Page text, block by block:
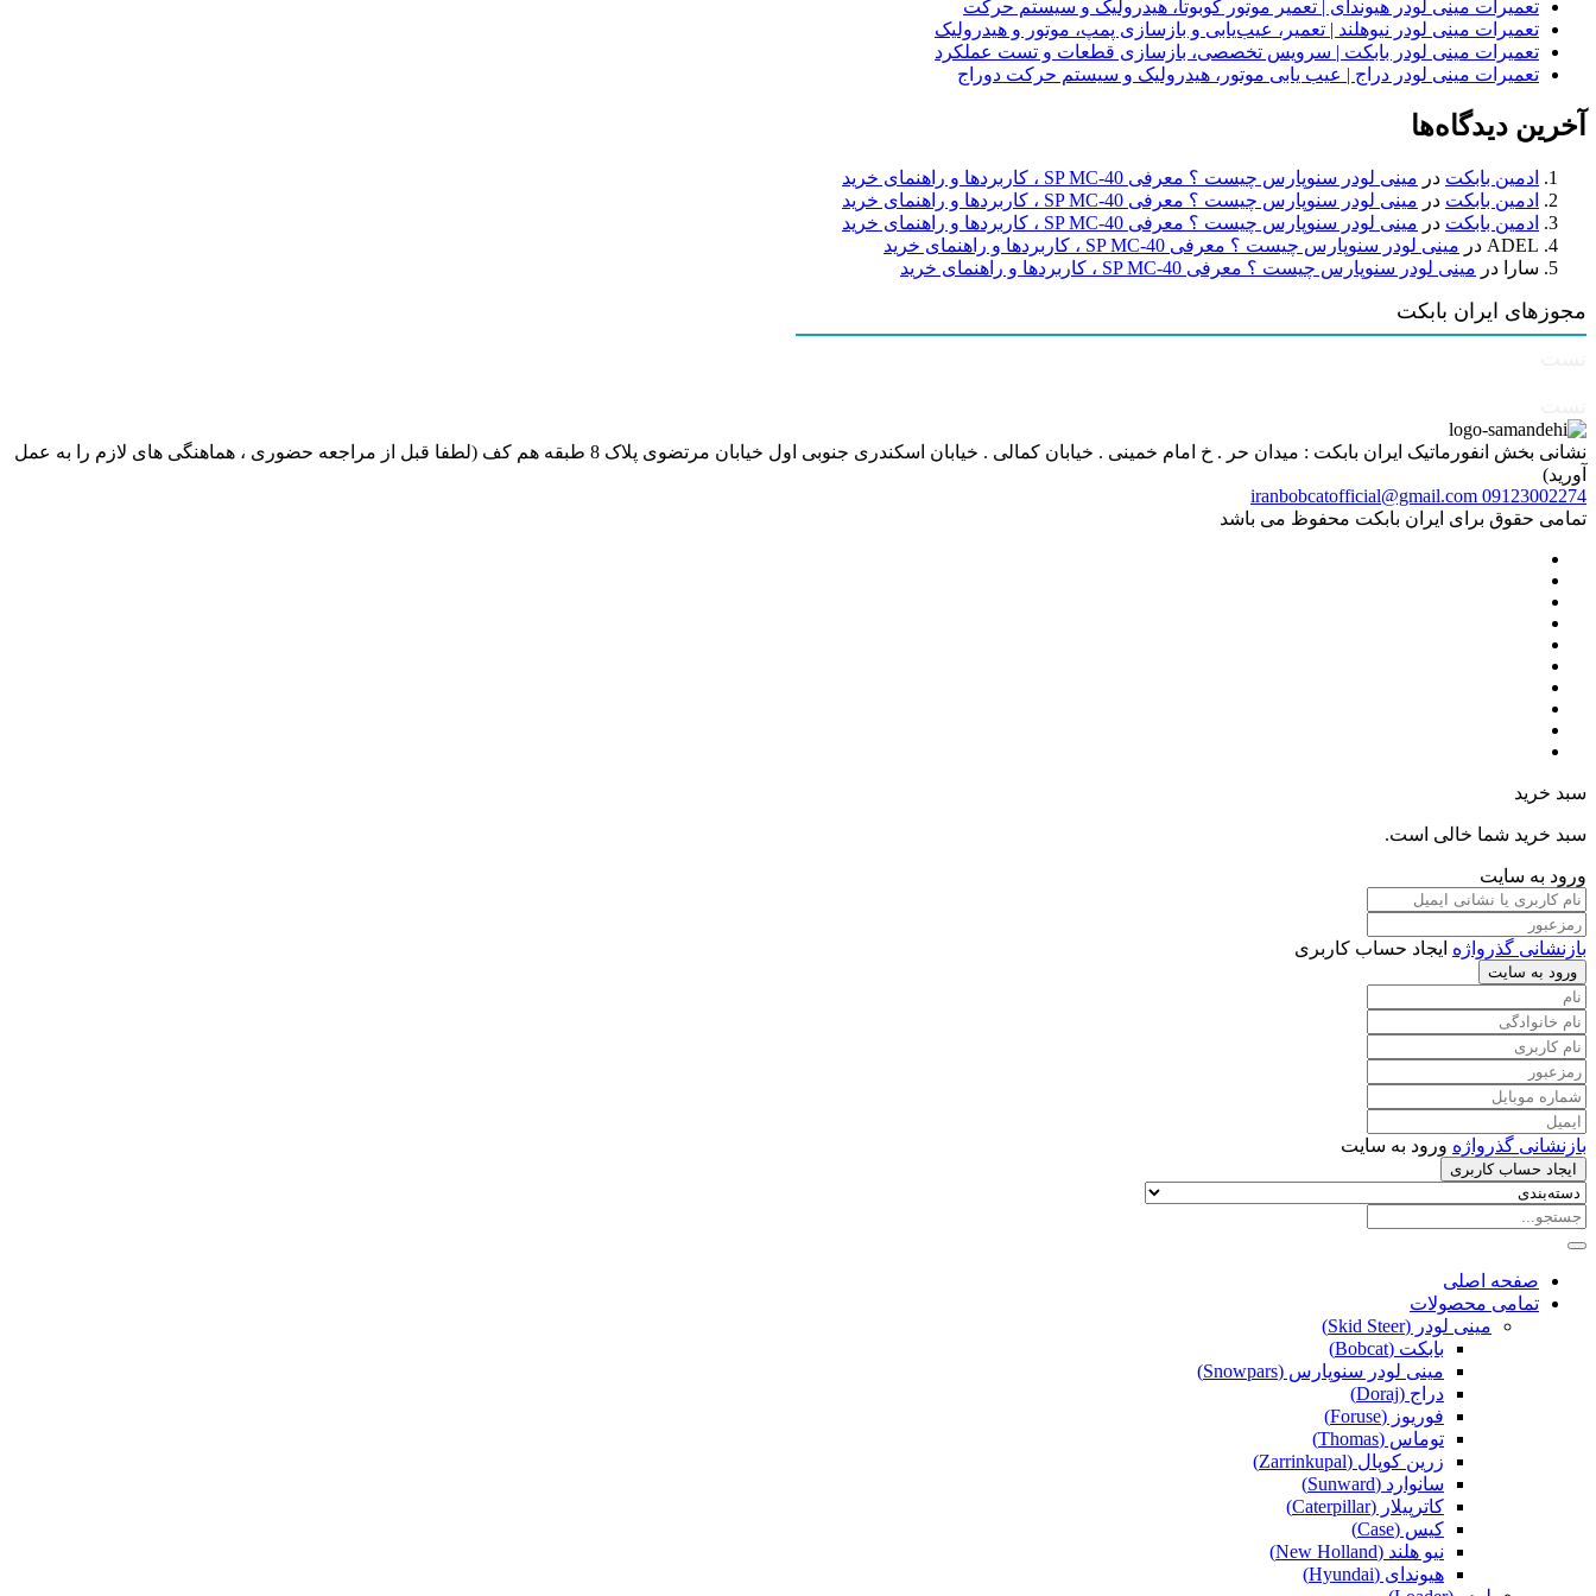
تعمیرات مینی لودر هیوندای | تعمیر موتور کوبوتا، هیدرولیک و سیستم حرکت
تعمیرات مینی لودر نیوهلند | تعمیر، عیب‌یابی و بازسازی پمپ، موتور و هیدرولیک
تعمیرات مینی لودر بابکت | سرویس تخصصی، بازسازی قطعات و تست عملکرد
تعمیرات مینی لودر دراج | عیب یابی موتور، هیدرولیک و سیستم حرکت دوراج
آخرین دیدگاه‌ها
ادمین بابکت در مینی لودر سنوپارس چیست ؟ معرفی SP MC-40 ، کاربردها و راهنمای خرید
ادمین بابکت در مینی لودر سنوپارس چیست ؟ معرفی SP MC-40 ، کاربردها و راهنمای خرید
ادمین بابکت در مینی لودر سنوپارس چیست ؟ معرفی SP MC-40 ، کاربردها و راهنمای خرید
ADEL در مینی لودر سنوپارس چیست ؟ معرفی SP MC-40 ، کاربردها و راهنمای خرید
سارا
در مینی لودر سنوپارس چیست ؟ معرفی SP MC-40 ، کاربردها و راهنمای خرید
مجوزهای ایران بابکت
نشانی بخش انفورماتیک ایران بابکت : میدان حر . خ امام خمینی . خیابان کمالی . خیابان اسکندری جنوبی اول خیابان مرتضوی پلاک 8 طبقه هم کف (لطفا قبل از مراجعه حضوری ، هماهنگی های لازم را به عمل
آورید)
09123002274
iranbobcatofficial@gmail.com
تمامی حقوق برای ایران بابکت محفوظ می باشد
سبد خرید
سبد خرید شما خالی است.
ورود به سایت
بازنشانی گذرواژه ایجاد حساب کاربری
ورود به سایت
بازنشانی گذرواژه ورود به سایت
ایجاد حساب کاربری
صفحه اصلی
تمامی محصولات
مینی لودر (Skid Steer)
بابکت (Bobcat)
مینی لودر سنوپارس (Snowpars)
دراج (Doraj)
فوریوز (Foruse)
توماس (Thomas)
زرین کوپال (Zarrinkupal)
سانوارد (Sunward)
کاترپیلار (Caterpillar)
کیس (Case)
نیو هلند (New Holland)
هیوندای (Hyundai)